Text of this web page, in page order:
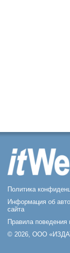
Политика
Информация об
сайта
Правила поведения
© 2026, ООО